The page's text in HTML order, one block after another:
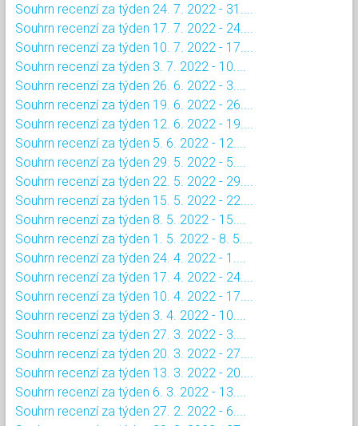
Souhrn recenzí za týden 24. 7. 2022 - 31....
Souhrn recenzí za týden 17. 7. 2022 - 24....
Souhrn recenzí za týden 10. 7. 2022 - 17....
Souhrn recenzí za týden 3. 7. 2022 - 10....
Souhrn recenzí za týden 26. 6. 2022 - 3....
Souhrn recenzí za týden 19. 6. 2022 - 26....
Souhrn recenzí za týden 12. 6. 2022 - 19....
Souhrn recenzí za týden 5. 6. 2022 - 12....
Souhrn recenzí za týden 29. 5. 2022 - 5....
Souhrn recenzí za týden 22. 5. 2022 - 29....
Souhrn recenzí za týden 15. 5. 2022 - 22....
Souhrn recenzí za týden 8. 5. 2022 - 15....
Souhrn recenzí za týden 1. 5. 2022 - 8. 5....
Souhrn recenzí za týden 24. 4. 2022 - 1....
Souhrn recenzí za týden 17. 4. 2022 - 24....
Souhrn recenzí za týden 10. 4. 2022 - 17....
Souhrn recenzí za týden 3. 4. 2022 - 10....
Souhrn recenzí za týden 27. 3. 2022 - 3....
Souhrn recenzí za týden 20. 3. 2022 - 27....
Souhrn recenzí za týden 13. 3. 2022 - 20....
Souhrn recenzí za týden 6. 3. 2022 - 13....
Souhrn recenzí za týden 27. 2. 2022 - 6....